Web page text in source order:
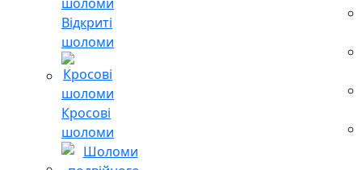
Відкриті
шоломи
Кросові
шоломи